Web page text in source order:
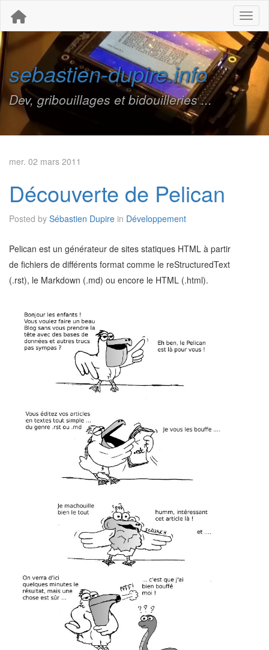
sebastien-dupire.info
Dev, gribouillages et bidouilleries ...
mer. 02 mars 2011
Découverte de Pelican
Posted by Sébastien Dupire in Développement
Pelican est un générateur de sites statiques HTML à partir
de fichiers de différents format comme le reStructuredText
(.rst), le Markdown (.md) ou encore le HTML (.html).